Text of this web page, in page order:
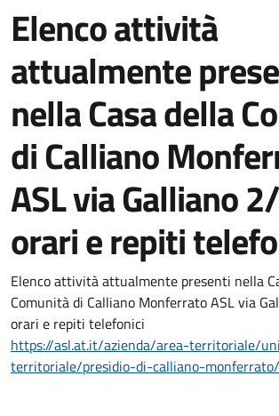
Elenco attività
attualmente
nella Casa della
di Calliano
ASL via Galliano
orari e repiti
Elenco attività attualmente presenti nella
Comunità di Calliano Monferrato ASL via
orari e repiti telefonici
https://asl.at.it/azienda/area-territoriale/
territoriale/presidio-di-calliano-monferrato/